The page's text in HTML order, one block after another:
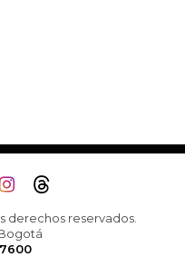
derechos reservados.
Bogotá